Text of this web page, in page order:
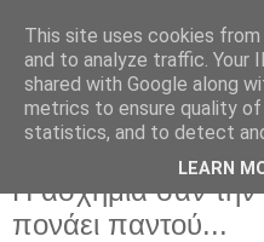
Τρίτη 27 Οκτωβρίου 2015
Η ασχήμια σαν την
πονάει παντού...
This site uses cookies
and to analyze traffic. Your
shared with Google along
metrics to ensure quality
statistics, and to detect
LEARN